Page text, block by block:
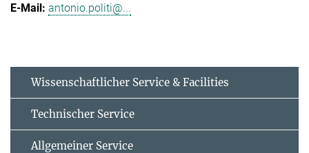
antonio.politi@...
Wissenschaftlicher Service & Facilities
Technischer Service
Allgemeiner Service